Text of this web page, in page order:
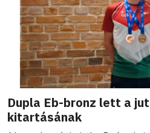
Dupla Eb-bronz lett a
kitartásának